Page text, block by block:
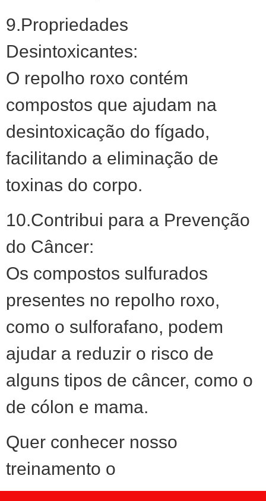
9.Propriedades
Desintoxicantes:
O repolho roxo contém
compostos que ajudam na
desintoxicação do fígado,
facilitando a eliminação de
toxinas do corpo.
10.Contribui para a Prevenção
do Câncer:
Os compostos sulfurados
presentes no repolho roxo,
como o sulforafano, podem
ajudar a reduzir o risco de
alguns tipos de câncer, como o
de cólon e mama.
Quer conhecer nosso
treinamento o